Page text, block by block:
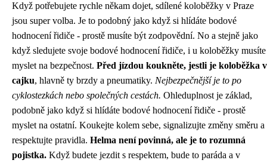
Když potřebujete rychle někam dojet, sdílené koloběžky v Praze
jsou super volba. Je to podobný jako když si hlídáte bodové
hodnocení řidiče - prostě musíte být zodpovědní. No a stejně jako
když sledujete svoje bodové hodnocení řidiče, i u koloběžky musíte
myslet na bezpečnost. Před jízdou koukněte, jestli je koloběžka v
cajku, hlavně ty brzdy a pneumatiky. Nejbezpečnější je to po
cyklostezkách nebo společných cestách. Ohleduplnost je základ,
podobně jako když si hlídáte bodové hodnocení řidiče - prostě
myslet na ostatní. Koukejte kolem sebe, signalizujte změny směru a
respektujte pravidla. Helma není povinná, ale je to rozumná
pojistka. Když budete jezdit s respektem, bude to paráda a v